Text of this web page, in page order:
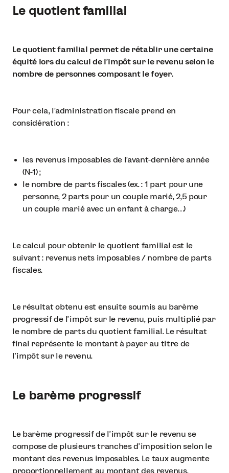
Le quotient familial
Le quotient familial permet de rétablir une certaine
équité lors du calcul de l’impôt sur le revenu selon le
nombre de personnes composant le foyer.
Pour cela, l’administration fiscale prend en
considération :
les revenus imposables de l’avant-dernière année
(N-1) ;
le nombre de parts fiscales (ex. : 1 part pour une
personne, 2 parts pour un couple marié, 2,5 pour
un couple marié avec un enfant à charge…)
Le calcul pour obtenir le quotient familial est le
suivant : revenus nets imposables / nombre de parts
fiscales.
Le résultat obtenu est ensuite soumis au barème
progressif de l’impôt sur le revenu, puis multiplié par
le nombre de parts du quotient familial. Le résultat
final représente le montant à payer au titre de
l’impôt sur le revenu.
Le barème progressif
Le barème progressif de l’impôt sur le revenu se
compose de plusieurs tranches d’imposition selon le
montant des revenus imposables. Le taux augmente
proportionnellement au montant des revenus.